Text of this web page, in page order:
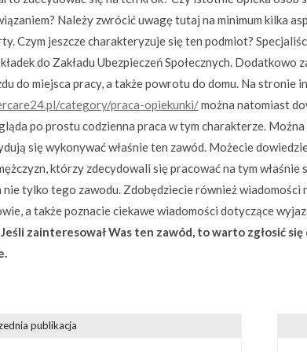
Należy zwrócić uwagę tutaj na minimum kilka
Czym jeszcze charakteryzuje się ten podmiot?
do Zakładu Ubezpieczeń Społecznych. Dodatkowo
do miejsca pracy, a także powrotu do domu. Na stronie
category/praca-opiekunki/można natomiast
po prostu codzienna praca w tym charakterze.
się wykonywać właśnie ten zawód. Możecie
którzy zdecydowali się pracować na tym
tylko tego zawodu. Zdobędziecie również wiadomości
a także poznacie ciekawe wiadomości dotyczące
zainteresował Was ten zawód, to warto zgłosić
publikacja